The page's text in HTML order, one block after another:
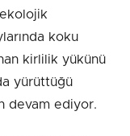
koku
kirlilik yükünü
yürüttüğü
devam ediyor.